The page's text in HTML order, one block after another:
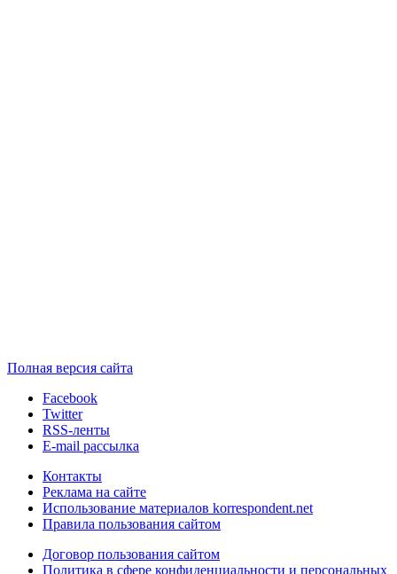
Полная версия сайта
Facebook
Twitter
RSS-ленты
E-mail рассылка
Контакты
Реклама на сайте
Использование материалов korrespondent.net
Правила пользования сайтом
Договор пользования сайтом
Политика в сфере конфиденциальности и персональных